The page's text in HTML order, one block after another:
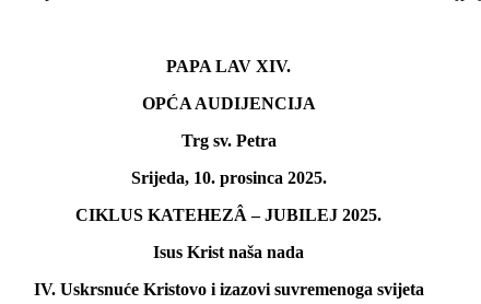
PAPA LAV XIV.
OPĆA AUDIJENCIJA
Trg sv. Petra
Srijeda, 10. prosinca 2025.
CIKLUS KATEHEZÂ – JUBILEJ 2025.
Isus Krist naša nada
IV. Uskrsnuće Kristovo i izazovi suvremenoga svijeta